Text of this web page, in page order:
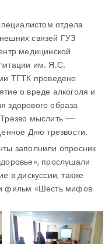
отдела
связей ГУЗ
медицинской
им. Я.С.
ТГТК проведено
о вреде алкоголя и
здорового образа
мыслить —
Дню трезвости.
заполнили опросник
прослушали
в дискуссии, также
фильм «Шесть мифов